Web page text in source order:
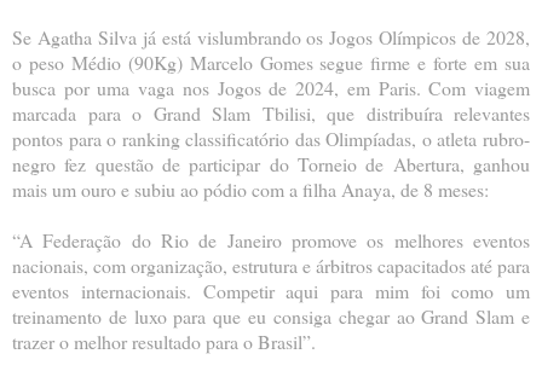
Se Agatha Silva já está vislumbrando os Jogos Olímpicos de 2028,
o peso Médio (90Kg) Marcelo Gomes segue firme e forte em sua
busca por uma vaga nos Jogos de 2024, em Paris. Com viagem
marcada para o Grand Slam Tbilisi, que distribuíra relevantes
pontos para o ranking classificatório das Olimpíadas, o atleta rubro-
negro fez questão de participar do Torneio de Abertura, ganhou
mais um ouro e subiu ao pódio com a filha Anaya, de 8 meses:
“A Federação do Rio de Janeiro promove os melhores eventos
nacionais, com organização, estrutura e árbitros capacitados até para
eventos internacionais. Competir aqui para mim foi como um
treinamento de luxo para que eu consiga chegar ao Grand Slam e
trazer o melhor resultado para o Brasil”.